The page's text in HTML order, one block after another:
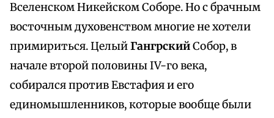
Вселенском Никейском Соборе. Но с брачным
восточным духовенством многие не хотели
примириться. ЦелыйГангрскийСобор, в
начале второй половины IV-го века,
собирался против Евстафия и его
единомышленников, которые вообще были